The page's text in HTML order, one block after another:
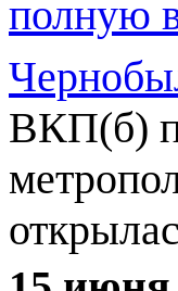
полную
ВКП(б)